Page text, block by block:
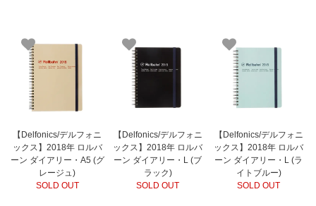
【Delfonics/デルフォニ
ックス】2018年 ロルバ
ーン ダイアリー・A5 (グ
レージュ)
SOLD OUT
【Delfonics/デルフォニ
ックス】2018年 ロルバ
ーン ダイアリー・L (ブ
ラック)
SOLD OUT
【Delfonics/デルフォニ
ックス】2018年 ロルバ
ーン ダイアリー・L (ラ
イトブルー)
SOLD OUT